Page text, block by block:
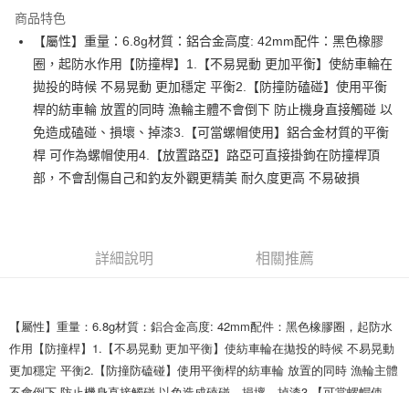
合作金庫商業銀行
華南商業銀行
彰化商業銀行
上海商業儲蓄銀行
台北富邦商業銀行
國泰世華商業銀行
兆豐國際商業銀行
臺灣中小企業銀行
台中商業銀行
匯豐（台灣）商業銀行
華泰商業銀行
聯邦商業銀行
遠東國際商業銀行
元大商業銀行
永豐商業銀行
玉山商業銀行
星展（台灣）商業銀行
超商取貨付款
Apple Pay
街口支付
悠遊付
流程，驗證手機門號後，選擇欲分期的期數、繳款截止日，確認付款後即完
消。如遇「轉專審核」未通過狀況，表示未達大哥付你分期系統評分，恕無
法說明評估內容。
【繳款方式說明】
1.分期款項不併入電信帳單，「大哥付你分期」於每月結算日後寄送繳費提
【關於「AFTEE先享後付」】
２．便利：只要手機號碼，簡訊認證，即可結帳。
３．安心：先確認商品／服務後，再付款。
運送方式
全家取貨付款
商品特色
【屬性】重量：6.8g材質：鋁合金高度: 42mm配件：黑色橡膠
圈，起防水作用【防撞桿】1.【不易晃動 更加平衡】使紡車輪在
拋投的時候 不易晃動 更加穩定 平衡2.【防撞防磕碰】使用平衡
桿的紡車輪 放置的同時 漁輪主體不會倒下 防止機身直接觸碰 以
免造成磕碰、損壞、掉漆3.【可當螺帽使用】鋁合金材質的平衡
桿 可作為螺帽使用4.【放置路亞】路亞可直接掛鉤在防撞桿頂
部，不會刮傷自己和釣友外觀更精美 耐久度更高 不易破損
詳細說明 相關推薦
【屬性】重量：6.8g材質：鋁合金高度: 42mm配件：黑色橡膠圈，起防水
作用【防撞桿】1.【不易晃動 更加平衡】使紡車輪在拋投的時候 不易晃動
更加穩定 平衡2.【防撞防磕碰】使用平衡桿的紡車輪 放置的同時 漁輪主體